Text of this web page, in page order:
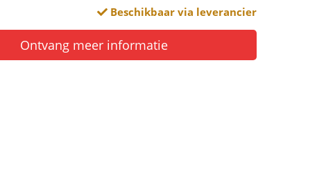
Beschikbaar via leverancier
Ontvang meer informatie